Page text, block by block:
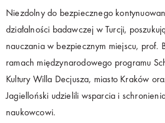
Niezdolny do bezpiecznego
działalności badawczej w Turcji,
nauczania w bezpiecznym miejscu, prof.
ramach międzynarodowego programu
Kultury Willa Decjusza, miasto Kraków
Jagielloński udzielili wsparcia i
naukowcowi.